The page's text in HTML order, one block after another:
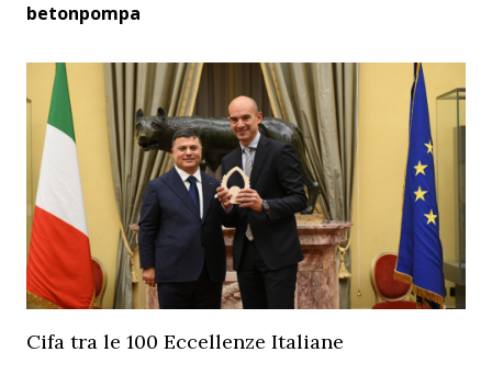
betonpompa
Cifa tra le 100 Eccellenze Italiane